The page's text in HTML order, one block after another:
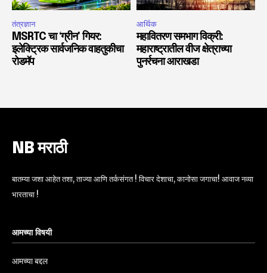
तंत्रज्ञान
MSRTC चा ‘ग्रीन’ गियर:
इलेक्ट्रिक सार्वजनिक वाहतुकीचा
रोडमॅप
आर्थिक
महावितरण समभाग विक्री:
महाराष्ट्रातील वीज क्षेत्राच्या
पुनर्रचना आराखडा
NB मराठी
बातम्या जशा आहेत तशा, ताज्या आणि तर्कसंगत ! विचार देशाचा, कानोसा जगाचा! आवाज नव्या
भारताचा !
आमच्या विषयी
आमच्या बद्दल